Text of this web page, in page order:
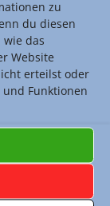
zu
du diesen
das
Website
erteilst oder
Funktionen
der 4.
die
sozialen